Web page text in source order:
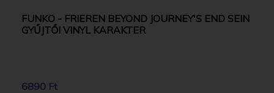
FUNKO - FRIEREN BEYOND JOURNEY'S END SEIN
GYŰJTŐI VINYL KARAKTER
6890 Ft